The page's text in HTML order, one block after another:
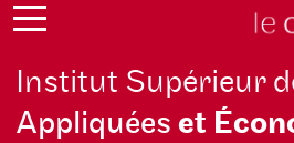
Institut Supérieur
Appliquéeset